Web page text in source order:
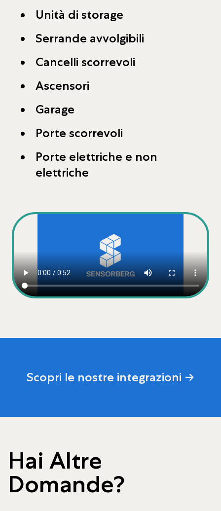
Unità di storage
Serrande avvolgibili
Cancelli scorrevoli
Ascensori
Garage
Porte scorrevoli
Porte elettriche e non
elettriche
Scopri le nostre integrazioni →
Hai Altre
Domande?